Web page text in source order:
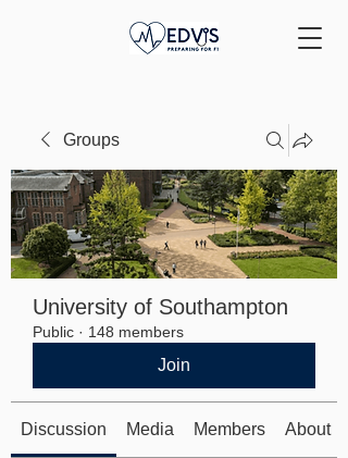
Groups
University of Southampton
Public · 148 members
Join
Discussion Media Members About